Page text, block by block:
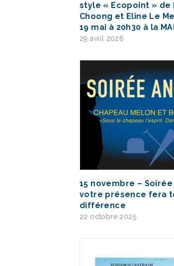
style « Ecopoint » de
Choong et Eline Le
19 mai à 20h30 à la
29 avril 2026
15 novembre –
votre présence fera
différence
22 octobre 2025